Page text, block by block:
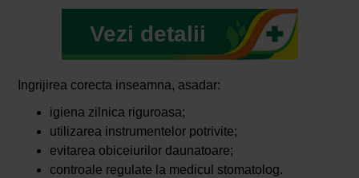
Vezi detalii
Ingrijirea corecta inseamna, asadar:
igiena zilnica riguroasa;
utilizarea instrumentelor potrivite;
evitarea obiceiurilor daunatoare;
controale regulate la medicul stomatolog.